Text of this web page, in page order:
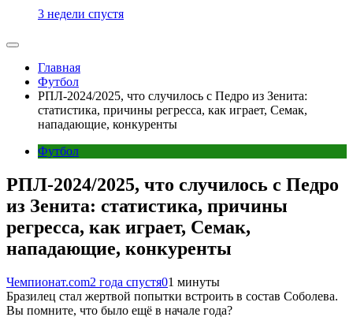
3 недели спустя
Главная
Футбол
РПЛ-2024/2025, что случилось с Педро из Зенита:
статистика, причины регресса, как играет, Семак,
нападающие, конкуренты
Футбол
РПЛ-2024/2025, что случилось с Педро
из Зенита: статистика, причины
регресса, как играет, Семак,
нападающие, конкуренты
Чемпионат.com2 года спустя01 минуты
Бразилец стал жертвой попытки встроить в состав Соболева.
Вы помните, что было ещё в начале года?